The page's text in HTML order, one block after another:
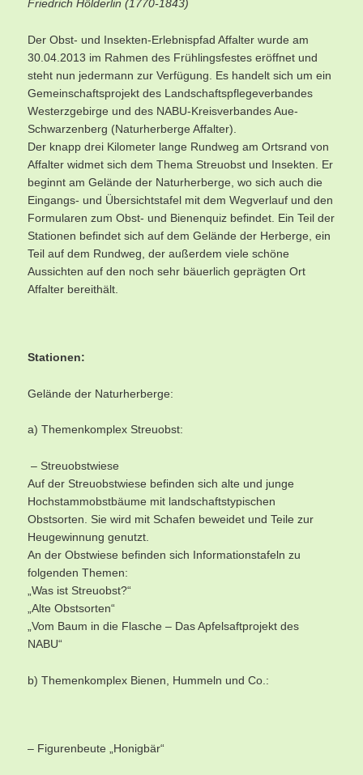
Friedrich Hölderlin (1770-1843)
Der Obst- und Insekten-Erlebnispfad Affalter wurde am
30.04.2013 im Rahmen des Frühlingsfestes eröffnet und
steht nun jedermann zur Verfügung. Es handelt sich um ein
Gemeinschaftsprojekt des Landschaftspflegeverbandes
Westerzgebirge und des NABU-Kreisverbandes Aue-
Schwarzenberg (Naturherberge Affalter).
Der knapp drei Kilometer lange Rundweg am Ortsrand von
Affalter widmet sich dem Thema Streuobst und Insekten. Er
beginnt am Gelände der Naturherberge, wo sich auch die
Eingangs- und Übersichtstafel mit dem Wegverlauf und den
Formularen zum Obst- und Bienenquiz befindet. Ein Teil der
Stationen befindet sich auf dem Gelände der Herberge, ein
Teil auf dem Rundweg, der außerdem viele schöne
Aussichten auf den noch sehr bäuerlich geprägten Ort
Affalter bereithält.
Stationen:
Gelände der Naturherberge:
a) Themenkomplex Streuobst:
– Streuobstwiese
Auf der Streuobstwiese befinden sich alte und junge
Hochstammobstbäume mit landschaftstypischen
Obstsorten. Sie wird mit Schafen beweidet und Teile zur
Heugewinnung genutzt.
An der Obstwiese befinden sich Informationstafeln zu
folgenden Themen:
„Was ist Streuobst?“
„Alte Obstsorten“
„Vom Baum in die Flasche – Das Apfelsaftprojekt des
NABU“
b) Themenkomplex Bienen, Hummeln und Co.:
– Figurenbeute „Honigbär“